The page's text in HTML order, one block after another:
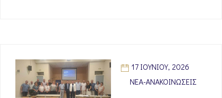
17 ΙΟΥΝΊΟΥ, 2026
ΝΈΑ-ΑΝΑΚΟΙΝΏΣΕΙΣ